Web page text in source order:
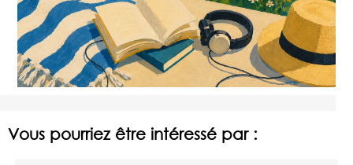
Vous pourriez être intéressé par :